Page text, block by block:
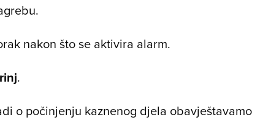
nakon što se aktivira alarm.
.
o počinjenju kaznenog djela obavještavamo